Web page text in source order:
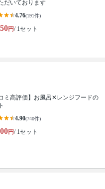
だいております
4.76(191件)
円/ 1セット
コミ高評価】お風呂✕レンジフードの
4.90(740件)
円/ 1セット